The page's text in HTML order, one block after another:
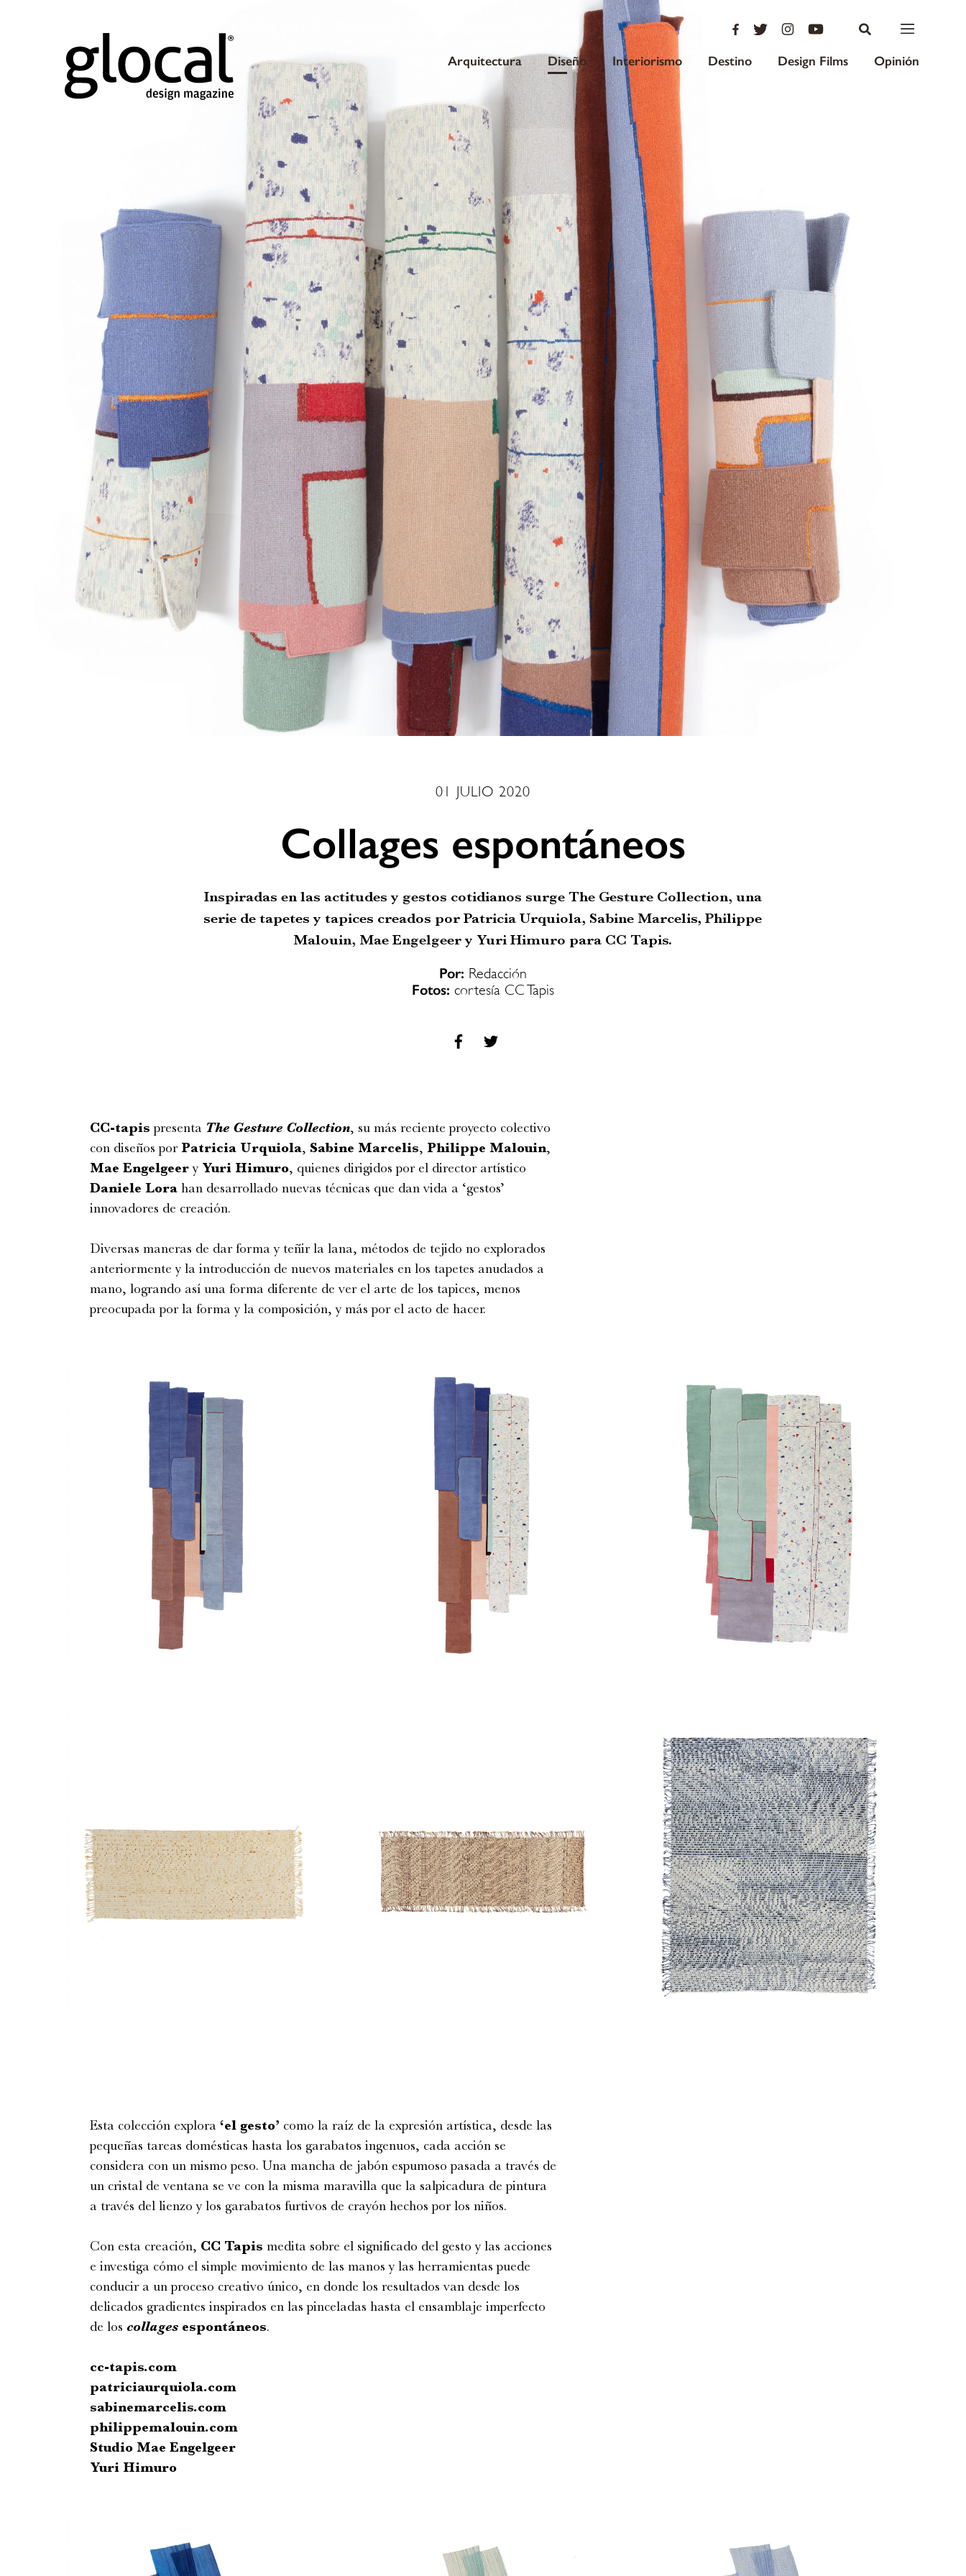
Arquitectura Diseño Interiorismo Destino Design Films Opinión
01 JULIO 2020
Collages espontáneos
Inspiradas en las actitudes y gestos cotidianos surge The Gesture Collection, una
serie de tapetes y tapices creados por Patricia Urquiola, Sabine Marcelis, Philippe
Malouin, Mae Engelgeer y Yuri Himuro para CC Tapis.
Por: Redacción
Fotos: cortesía CC Tapis
CC-tapis presenta The Gesture Collection, su más reciente proyecto colectivo
con diseños por Patricia Urquiola, Sabine Marcelis, Philippe Malouin,
Mae Engelgeery Yuri Himuro, quienes dirigidos por el director artístico
Daniele Lora han desarrollado nuevas técnicas que dan vida a ‘gestos’
innovadores de creación.
Diversas maneras de dar forma y teñir la lana, métodos de tejido no explorados
anteriormente y la introducción de nuevos materiales en los tapetes anudados a
mano, logrando así una forma diferente de ver el arte de los tapices, menos
preocupada por la forma y la composición, y más por el acto de hacer.
Esta colección explora ‘el gesto’ como la raíz de la expresión artística, desde las
pequeñas tareas domésticas hasta los garabatos ingenuos, cada acción se
considera con un mismo peso. Una mancha de jabón espumoso pasada a través de
un cristal de ventana se ve con la misma maravilla que la salpicadura de pintura
a través del lienzo y los garabatos furtivos de crayón hechos por los niños.
Con esta creación, CC Tapis medita sobre el significado del gesto y las acciones
e investiga cómo el simple movimiento de las manos y las herramientas puede
conducir a un proceso creativo único, en donde los resultados van desde los
delicados gradientes inspirados en las pinceladas hasta el ensamblaje imperfecto
de los collages espontáneos.
cc-tapis.com
patriciaurquiola.com
sabinemarcelis.com
philippemalouin.com
Studio Mae Engelgeer
Yuri Himuro